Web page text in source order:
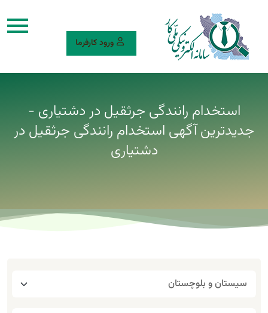
ورود کارفرما
استخدام رانندگی جرثقیل در دشتیاری -
جدیدترین آگهی استخدام رانندگی جرثقیل در
دشتیاری